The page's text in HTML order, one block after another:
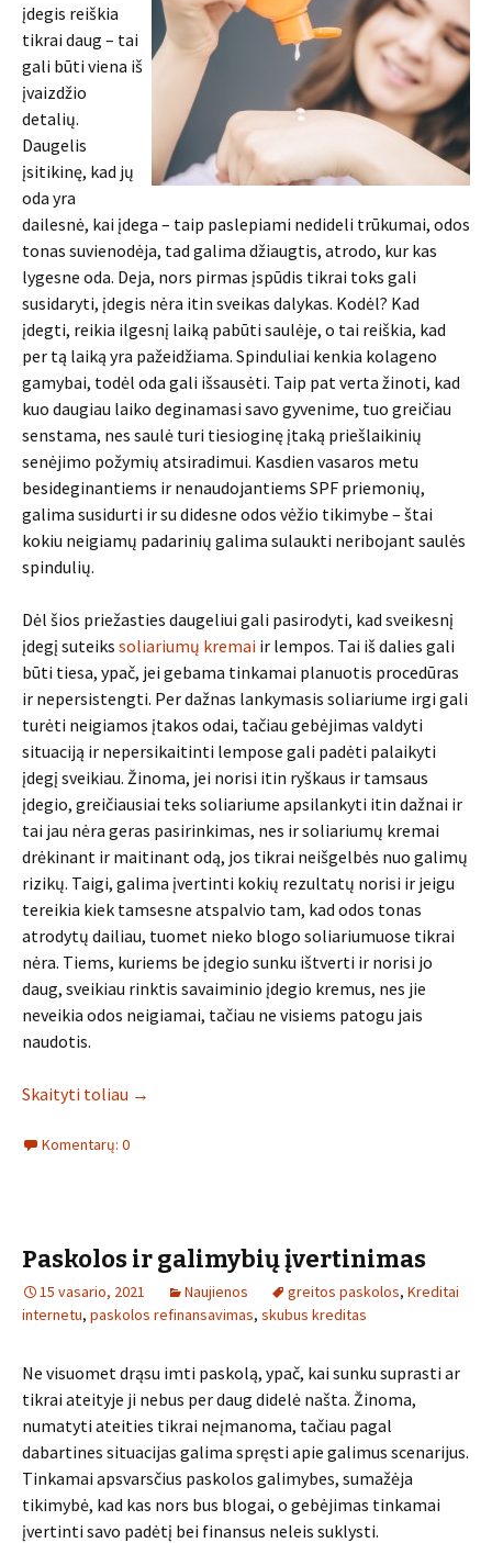
įdegis reiškia
tikrai daug – tai
gali būti viena iš
įvaizdžio
detalių.
Daugelis
įsitikinę, kad jų
oda yra
dailesnė, kai įdega – taip paslepiami nedideli trūkumai, odos
tonas suvienodėja, tad galima džiaugtis, atrodo, kur kas
lygesne oda. Deja, nors pirmas įspūdis tikrai toks gali
susidaryti, įdegis nėra itin sveikas dalykas. Kodėl? Kad
įdegti, reikia ilgesnį laiką pabūti saulėje, o tai reiškia, kad
per tą laiką yra pažeidžiama. Spinduliai kenkia kolageno
gamybai, todėl oda gali išsausėti. Taip pat verta žinoti, kad
kuo daugiau laiko deginamasi savo gyvenime, tuo greičiau
senstama, nes saulė turi tiesioginę įtaką priešlaikinių
senėjimo požymių atsiradimui. Kasdien vasaros metu
besideginantiems ir nenaudojantiems SPF priemonių,
galima susidurti ir su didesne odos vėžio tikimybe – štai
kokiu neigiamų padarinių galima sulaukti neribojant saulės
spindulių.
Dėl šios priežasties daugeliui gali pasirodyti, kad sveikesnį
įdegį suteiks soliariumų kremai ir lempos. Tai iš dalies gali
būti tiesa, ypač, jei gebama tinkamai planuotis procedūras
ir nepersistengti. Per dažnas lankymasis soliariume irgi gali
turėti neigiamos įtakos odai, tačiau gebėjimas valdyti
situaciją ir nepersikaitinti lempose gali padėti palaikyti
įdegį sveikiau. Žinoma, jei norisi itin ryškaus ir tamsaus
įdegio, greičiausiai teks soliariume apsilankyti itin dažnai ir
tai jau nėra geras pasirinkimas, nes ir soliariumų kremai
drėkinant ir maitinant odą, jos tikrai neišgelbės nuo galimų
rizikų. Taigi, galima įvertinti kokių rezultatų norisi ir jeigu
tereikia kiek tamsesne atspalvio tam, kad odos tonas
atrodytų dailiau, tuomet nieko blogo soliariumuose tikrai
nėra. Tiems, kuriems be įdegio sunku ištverti ir norisi jo
daug, sveikiau rinktis savaiminio įdegio kremus, nes jie
neveikia odos neigiamai, tačiau ne visiems patogu jais
naudotis.
Skaityti toliau →
Komentarų: 0
Paskolos ir galimybių įvertinimas
15 vasario, 2021 Naujienos greitos paskolos, Kreditai
internetu, paskolos refinansavimas, skubus kreditas
Ne visuomet drąsu imti paskolą, ypač, kai sunku suprasti ar
tikrai ateityje ji nebus per daug didelė našta. Žinoma,
numatyti ateities tikrai neįmanoma, tačiau pagal
dabartines situacijas galima spręsti apie galimus scenarijus.
Tinkamai apsvarsčius paskolos galimybes, sumažėja
tikimybė, kad kas nors bus blogai, o gebėjimas tinkamai
įvertinti savo padėtį bei finansus neleis suklysti.